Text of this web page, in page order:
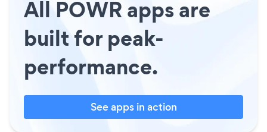
All POWR apps are
built for peak-
performance.
See apps in action